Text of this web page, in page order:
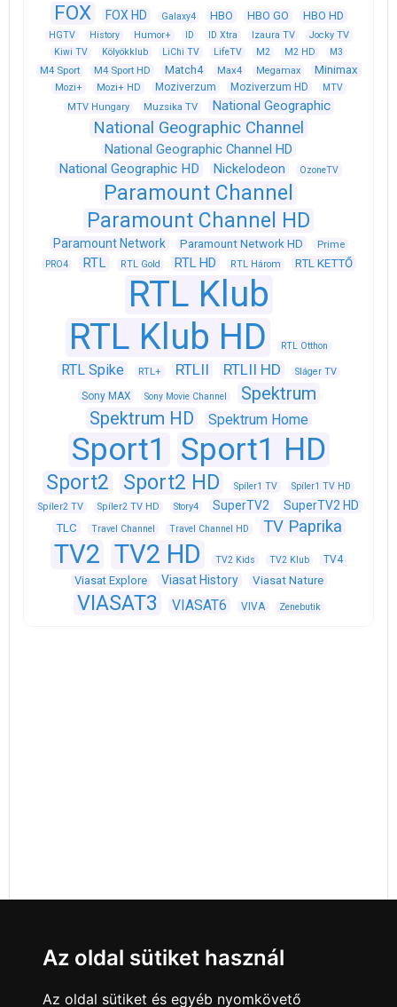
FOX FOX HD Galaxy4 HBO HBO GO HBO HD
HGTV History Humor+ ID ID Xtra Izaura TV
Jocky TV
Kiwi TV
Kölyökklub LiChi TV LifeTV M2 M2 HD M3
M4 Sport M4 Sport HD Match4 Max4 Megamax Minimax
Mozi+ Mozi+ HD Moziverzum Moziverzum HD
MTV
MTV Hungary
Muzsika TV National Geographic
National Geographic Channel
National Geographic Channel HD
National Geographic HD
Nickelodeon OzoneTV
Paramount Channel
Paramount Channel HD
Paramount Network Paramount Network HD Prime
PRO4 RTL RTL Gold RTL HD RTL Három RTL KETTŐ
RTL Klub
RTL Klub HD
RTL Otthon
RTL Spike RTL+ RTLII RTLII HD Sláger TV
Sony MAX Sony Movie Channel
Spektrum
Spektrum HD
Spektrum Home
Sport1 Sport1 HD
Sport2 Sport2 HD Spíler1 TV
Spíler1 TV HD
Spíler2 TV
Spíler2 TV HD Story4 SuperTV2 SuperTV2 HD
TLC Travel Channel Travel Channel HD TV Paprika
TV2 TV2 HD TV2 Kids TV2 Klub TV4
Viasat Explore Viasat History Viasat Nature
VIASAT3 VIASAT6 VIVA Zenebutik
Az oldal sütiket használ
Az oldal sütiket és egyéb nyomkövető